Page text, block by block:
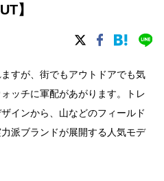
】
すが、街でもアウトドアでも気
ッチに軍配があがります。トレ
インから、山などのフィールド
派ブランドが展開する人気モデ